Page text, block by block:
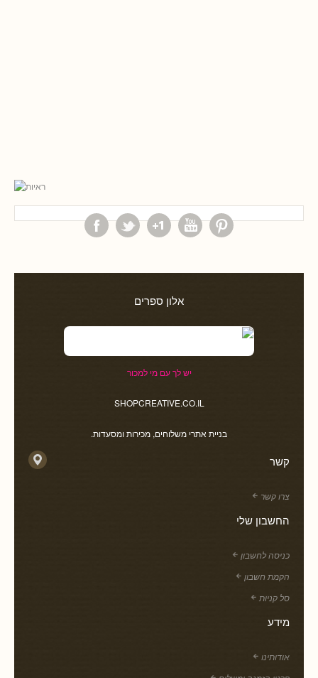
אלון ספרים
יש לך עם מי למכור
SHOPCREATIVE.CO.IL
בניית אתרי משלוחים, מכירות ומסעדות.
קשר
צרו קשר
החשבון שלי
כניסה לחשבון
הקמת חשבון
סל קניות
מידע
אודותינו